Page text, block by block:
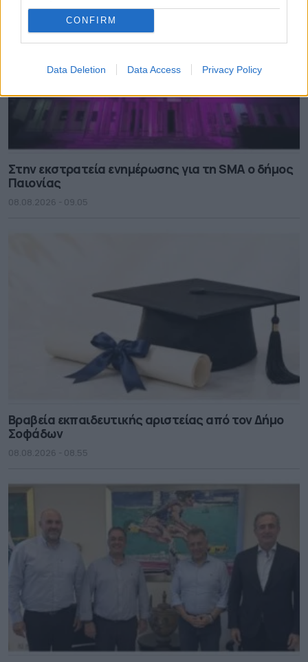
CONFIRM
Data Deletion Data Access Privacy Policy
Στην εκστρατεία ενημέρωσης για τη SMA ο δήμος
Παιονίας
08.08.2026 - 09.05
Βραβεία εκπαιδευτικής αριστείας από τον Δήμο
Σοφάδων
08.08.2026 - 08.55